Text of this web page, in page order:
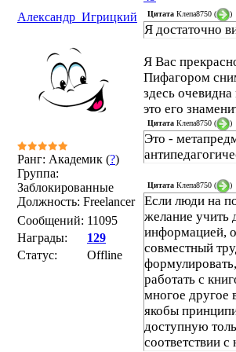
Александр_Игрицкий
Ранг: Академик (?)
Группа:
Заблокированные
Должность: Freelancer
Сообщений: 11095
Награды:
129
Статус:
Offline
Цитата Клепа8750 ( )
Я достаточно
Я Вас
Пифагором
здесь
это его
Цитата Клепа8750 ( )
Это -
Цитата Клепа8750 ( )
Если люди на
желание учить
информацией,
совместный
работать с
многое другое
якобы
доступную
соответствии